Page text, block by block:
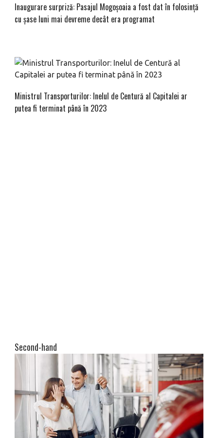
Inaugurare surpriză: Pasajul Mogoșoaia a fost dat în folosință
cu șase luni mai devreme decât era programat
Ministrul Transporturilor: Inelul de Centură al Capitalei ar
putea fi terminat până în 2023
Second-hand